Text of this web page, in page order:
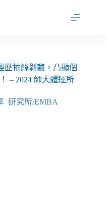
歷抽絲剝繭，凸顯個
– 2024 師大體運所
, 研究所/EMBA